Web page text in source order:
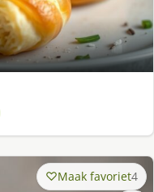
Maak favoriet4